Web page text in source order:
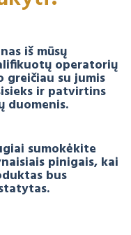
iš mūsų
operatorių
greičiau su jumis
ir patvirtins
duomenis.
sumokėkite
pinigais, kai
bus